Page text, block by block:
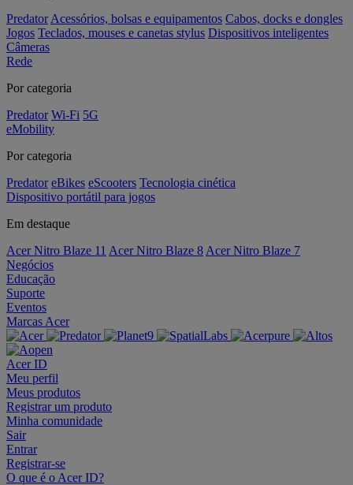
Predator Acessórios, bolsas e equipamentos Cabos, docks e dongles
Jogos Teclados, mouses e canetas stylus Dispositivos inteligentes
Câmeras
Rede
Por categoria
Predator Wi-Fi 5G
eMobility
Por categoria
Predator eBikes eScooters Tecnologia cinética
Dispositivo portátil para jogos
Em destaque
Acer Nitro Blaze 11 Acer Nitro Blaze 8 Acer Nitro Blaze 7
Negócios
Educação
Suporte
Eventos
Marcas Acer
Acer ID
Meu perfil
Meus produtos
Registrar um produto
Minha comunidade
Sair
Entrar
Registrar-se
O que é o Acer ID?